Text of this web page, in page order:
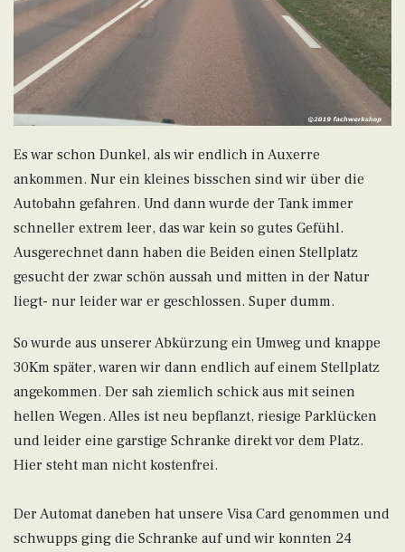
Es war schon Dunkel, als wir endlich in Auxerre
ankommen. Nur ein kleines bisschen sind wir über die
Autobahn gefahren. Und dann wurde der Tank immer
schneller extrem leer, das war kein so gutes Gefühl.
Ausgerechnet dann haben die Beiden einen Stellplatz
gesucht der zwar schön aussah und mitten in der Natur
liegt- nur leider war er geschlossen. Super dumm.
So wurde aus unserer Abkürzung ein Umweg und knappe
30Km später, waren wir dann endlich auf einem Stellplatz
angekommen. Der sah ziemlich schick aus mit seinen
hellen Wegen. Alles ist neu bepflanzt, riesige Parklücken
und leider eine garstige Schranke direkt vor dem Platz.
Hier steht man nicht kostenfrei.
Der Automat daneben hat unsere Visa Card genommen und
schwupps ging die Schranke auf und wir konnten 24